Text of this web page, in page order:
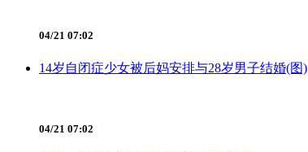
04/21 07:02
14岁自闭症少女被后妈安排与28岁男子结婚(图)
04/21 07:02